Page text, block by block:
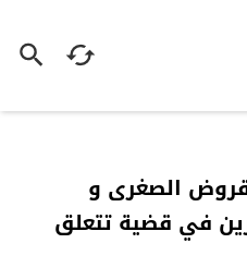
الصغرى و
في قضية تتعلق